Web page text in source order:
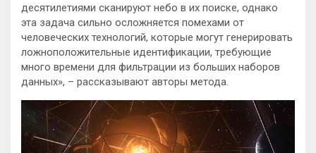
десятилетиями сканируют небо в их поиске, однако
эта задача сильно осложняется помехами от
человеческих технологий, которые могут генерировать
ложноположительные идентификации, требующие
много времени для фильтрации из больших наборов
данных», – рассказывают авторы метода.